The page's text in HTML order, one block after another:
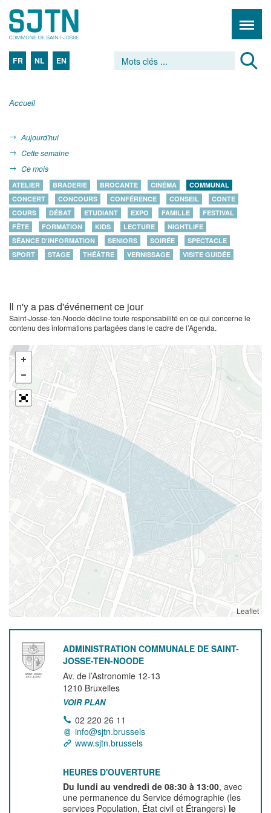
FR NL EN
Accueil
Aujourd'hui
Cette semaine
Ce mois
ATELIER BRADERIE BROCANTE CINÉMA
COMMUNAL
CONCERT
CONCOURS CONFÉRENCE CONSEIL
CONTE
COURS
DÉBAT ETUDIANT EXPO FAMILLE
FESTIVAL
FÊTE
FORMATION KIDS LECTURE
NIGHTLIFE
SÉANCE D'INFORMATION
SENIORS SOIRÉE
SPECTACLE
SPORT
STAGE THÉÂTRE VERNISSAGE VISITE GUIDÉE
Il n'y a pas d'événement ce jour
Saint-Josse-ten-Noode décline toute responsabilité en ce qui concerne le
contenu des informations partagées dans le cadre de l’Agenda.
Leaflet
ADMINISTRATION COMMUNALE DE SAINT-
JOSSE-TEN-NOODE
Av. de l’Astronomie 12-13
1210 Bruxelles
VOIR PLAN
02 220 26 11
info@sjtn.brussels
www.sjtn.brussels
HEURES D'OUVERTURE
Du lundi au vendredi de 08:30 à 13:00, avec
une permanence du Service démographie (les
services Population, État civil et Étrangers) le